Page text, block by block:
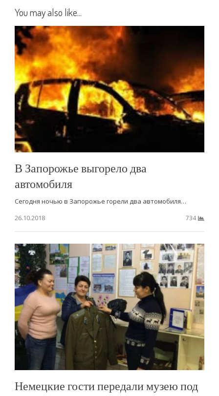
You may also like...
В Запорожье выгорело два
автомобиля
Сегодня ночью в Запорожье горели два автомобиля…
26.10.2018
734
Немецкие гости передали музею под